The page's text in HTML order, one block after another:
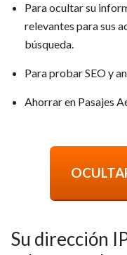
Para ocultar su
relevantes para sus
búsqueda.
Para probar SEO y
Ahorrar en Pasajes
Su dirección